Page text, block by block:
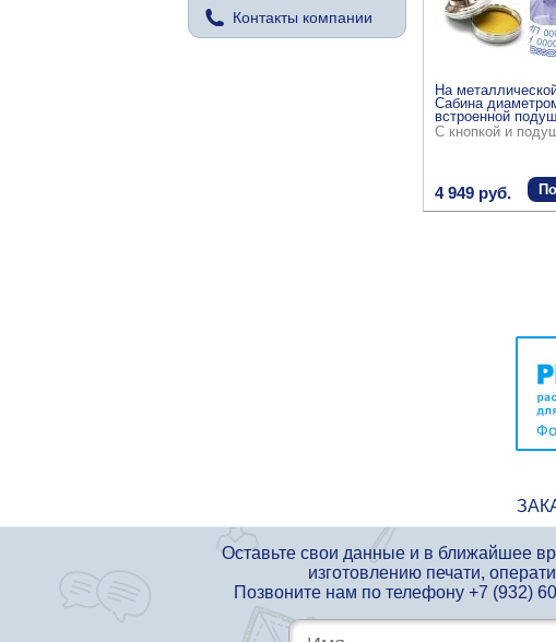
На
Сабина
встроенной
С кнопкой и
4 949 руб.
Контакты компании
Оставьте свои данные и в ближайшее
изготовлению печати,
Позвоните нам по телефону +7 (932)